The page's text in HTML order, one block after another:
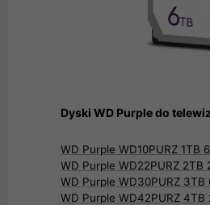
Dyski WD Purple do
WD Purple WD10PURZ 1TB
WD Purple WD22PURZ
WD Purple WD30PURZ
WD Purple WD42PURZ